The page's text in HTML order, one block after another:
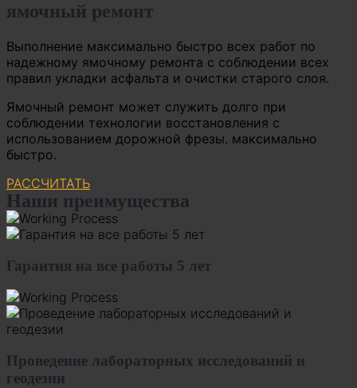
ямочный ремонт
Выполнение максимально быстро всех работ по
надежному ямочному ремонта с соблюдении всех
правил укладки асфальта и очистки старого слоя.
Ямочный ремонт может служить долго при
соблюдении технологии восстановления с
использованием дорожной фрезы. максимально
быстро.
РАССЧИТАТЬ
Наши преимущества
Гарантия на все работы 5 лет
Проведение лабораторных исследований и
геодезии